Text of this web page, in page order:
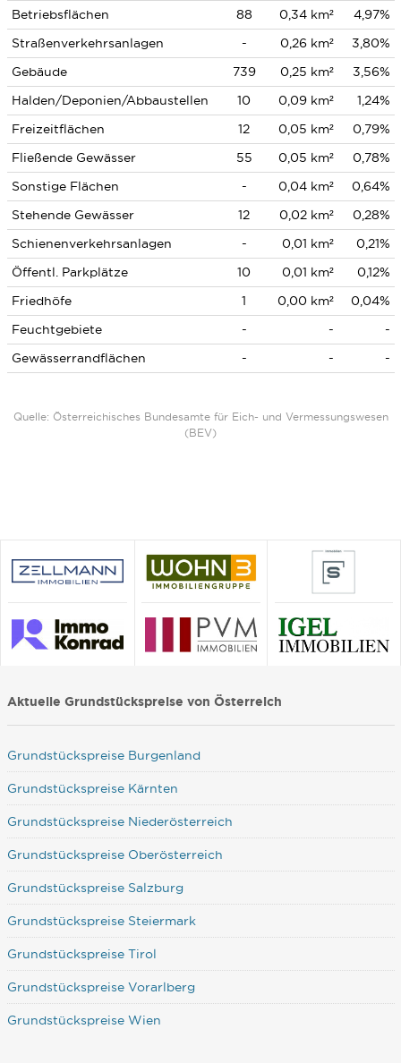
Betriebsflächen 88 0,34 km²
4,97%
Straßenverkehrsanlagen
- 0,26 km²
3,80%
Gebäude
739 0,25 km²
3,56%
Halden/Deponien/Abbaustellen
10 0,09 km²
1,24%
Freizeitflächen
12 0,05 km²
0,79%
Fließende Gewässer
55 0,05 km²
0,78%
Sonstige Flächen
- 0,04 km²
0,64%
Stehende Gewässer
12 0,02 km²
0,28%
Schienenverkehrsanlagen
- 0,01 km²
0,21%
Öffentl. Parkplätze
10 0,01 km²
0,12%
Friedhöfe
1 0,00 km²
0,04%
Feuchtgebiete
- -
-
Gewässerrandflächen
- - -
Quelle: Österreichisches Bundesamte für Eich- und Vermessungswesen
(BEV)
Aktuelle Grundstückspreise von Österreich
Grundstückspreise Burgenland
Grundstückspreise Kärnten
Grundstückspreise Niederösterreich
Grundstückspreise Oberösterreich
Grundstückspreise Salzburg
Grundstückspreise Steiermark
Grundstückspreise Tirol
Grundstückspreise Vorarlberg
Grundstückspreise Wien